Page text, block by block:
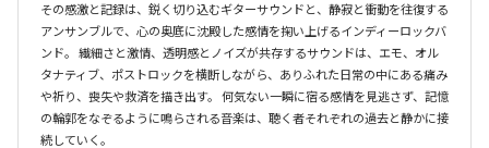
その感激と記録は、鋭く切り込むギターサウンドと、静寂と衝動を往復する
アンサンブルで、心の奥底に沈殿した感情を掬い上げるインディーロックバ
ンド。 繊細さと激情、透明感とノイズが共存するサウンドは、エモ、オル
タナティブ、ポストロックを横断しながら、ありふれた日常の中にある痛み
や祈り、喪失や救済を描き出す。 何気ない一瞬に宿る感情を見逃さず、記憶
の輪郭をなぞるように鳴らされる音楽は、聴く者それぞれの過去と静かに接
続していく。